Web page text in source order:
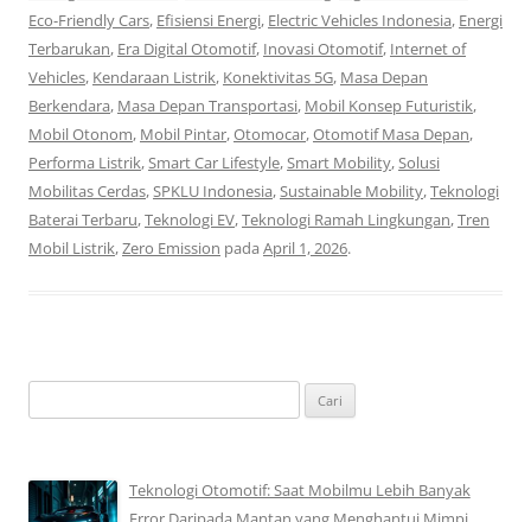
Eco-Friendly Cars, Efisiensi Energi, Electric Vehicles Indonesia, Energi
Terbarukan, Era Digital Otomotif, Inovasi Otomotif, Internet of
Vehicles, Kendaraan Listrik, Konektivitas 5G, Masa Depan
Berkendara, Masa Depan Transportasi, Mobil Konsep Futuristik,
Mobil Otonom, Mobil Pintar,Otomocar,Otomotif Masa Depan,
Performa Listrik,Smart Car Lifestyle,Smart Mobility,Solusi
Mobilitas Cerdas,SPKLU Indonesia,Sustainable Mobility,Teknologi
Baterai Terbaru,Teknologi EV,Teknologi Ramah Lingkungan,Tren
Mobil Listrik,Zero Emission pada April 1, 2026.
untuk:
Teknologi Otomotif: Saat Mobilmu Lebih Banyak